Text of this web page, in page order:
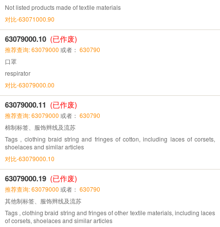
Not listed products made of textile materials
对比-63071000.90
63079000.10 (已作废)
推荐查询: 63079000 或者： 630790
口罩
respirator
对比-63079000.00
63079000.11 (已作废)
推荐查询: 63079000 或者： 630790
棉制标签、服饰辫线及流苏
Tags , clothing braid string and fringes of cotton, including laces of corsets,
shoelaces and similar articles
对比-63079000.10
63079000.19 (已作废)
推荐查询: 63079000 或者： 630790
其他制标签、服饰辫线及流苏
Tags , clothing braid string and fringes of other textile materials, including laces
of corsets, shoelaces and similar articles